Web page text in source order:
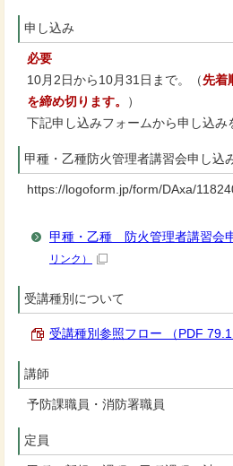
申し込み
必要
10月2日から10月31日まで。（先着
を締め切ります。
）
下記申し込みフォームから申し込み
甲種・乙種防火管理者講習会申し込
https://logoform.jp/form/DAxa/
甲種・乙種 防火管理者講習会
リンク）
受講種別について
受講種別参照フロー （PDF
講師
予防課職員・消防署職員
定員